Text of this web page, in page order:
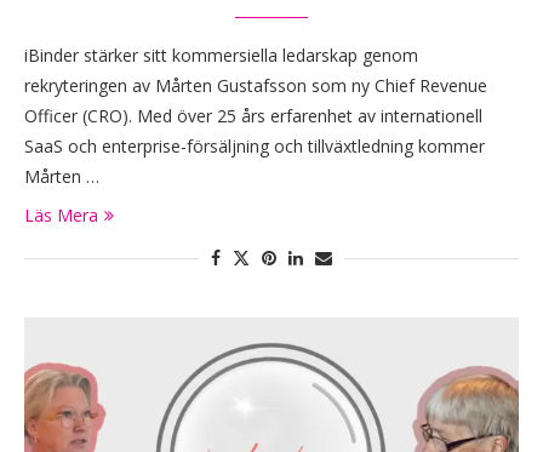
iBinder stärker sitt kommersiella ledarskap genom
rekryteringen av Mårten Gustafsson som ny Chief Revenue
Officer (CRO). Med över 25 års erfarenhet av internationell
SaaS och enterprise-försäljning och tillväxtledning kommer
Mårten …
Läs Mera